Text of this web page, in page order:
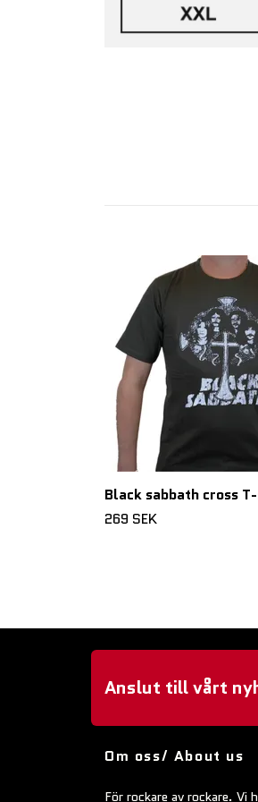
Black sabbath cross
269 SEK
Anslut till vårt
Om oss/ About us
För rockare av rockare. Vi